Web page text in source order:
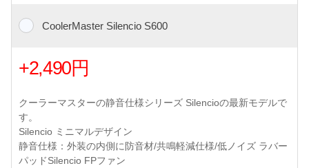
CoolerMaster Silencio S600
+2,490円
クーラーマスターの静音仕様シリーズ Silencioの最新モデルで
す。
Silencio ミニマルデザイン
静音仕様：外装の内側に防音材/共鳴軽減仕様/低ノイズ ラバー
パッドSilencio FPファン